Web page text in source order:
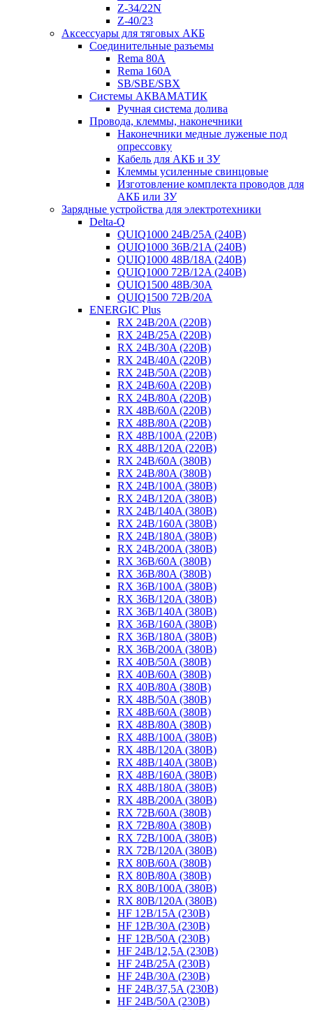
Z-34/22N
Z-40/23
Аксессуары для тяговых АКБ
Соединительные разъемы
Rema 80A
Rema 160A
SB/SBE/SBX
Системы АКВАМАТИК
Ручная система долива
Провода, клеммы, наконечники
Наконечники медные луженые под
опрессовку
Кабель для АКБ и ЗУ
Клеммы усиленные свинцовые
Изготовление комплекта проводов для
АКБ или ЗУ
Зарядные устройства для электротехники
Delta-Q
QUIQ1000 24B/25A (240B)
QUIQ1000 36B/21A (240B)
QUIQ1000 48B/18A (240B)
QUIQ1000 72B/12A (240B)
QUIQ1500 48B/30A
QUIQ1500 72B/20A
ENERGIC Plus
RX 24B/20A (220B)
RX 24B/25A (220B)
RX 24B/30A (220B)
RX 24B/40A (220B)
RX 24B/50A (220B)
RX 24B/60A (220B)
RX 24B/80A (220B)
RX 48B/60A (220B)
RX 48B/80A (220B)
RX 48B/100A (220B)
RX 48B/120A (220B)
RX 24B/60A (380B)
RX 24B/80A (380B)
RX 24B/100A (380B)
RX 24B/120A (380B)
RX 24B/140A (380B)
RX 24B/160A (380B)
RX 24B/180A (380B)
RX 24B/200A (380B)
RX 36B/60A (380B)
RX 36B/80A (380B)
RX 36B/100A (380B)
RX 36B/120A (380B)
RX 36B/140A (380B)
RX 36B/160A (380B)
RX 36B/180A (380B)
RX 36B/200A (380B)
RX 40B/50A (380B)
RX 40B/60A (380B)
RX 40B/80A (380B)
RX 48B/50A (380B)
RX 48B/60A (380B)
RX 48B/80A (380B)
RX 48B/100A (380B)
RX 48B/120A (380B)
RX 48B/140A (380B)
RX 48B/160A (380B)
RX 48B/180A (380B)
RX 48B/200A (380B)
RX 72B/60A (380B)
RX 72B/80A (380B)
RX 72B/100A (380B)
RX 72B/120A (380B)
RX 80B/60A (380B)
RX 80B/80A (380B)
RX 80B/100A (380B)
RX 80B/120A (380B)
HF 12B/15A (230B)
HF 12B/30A (230B)
HF 12B/50A (230B)
HF 24B/12,5A (230B)
HF 24B/25A (230B)
HF 24B/30A (230B)
HF 24B/37,5A (230B)
HF 24B/50A (230B)